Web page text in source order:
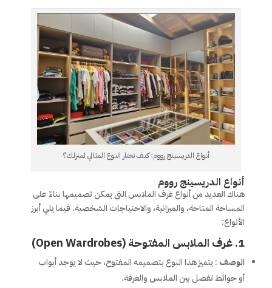
أنواع الدريسينج رووم: كيف تختار النوع المثالي لمنزلك؟
أنواع الدريسينج رووم
هناك العديد من أنواع غرف الملابس التي يمكن تصميمها بناءً على
المساحة المتاحة، والميزانية، والاحتياجات الشخصية. فيما يلي أبرز
الأنواع:
1. غرف الملابس المفتوحة (Open Wardrobes)
الوصف: يتميز هذا النوع بتصميمه المفتوح، حيث لا يوجد أبواب
أو حوائط تفصل بين الملابس والغرفة.